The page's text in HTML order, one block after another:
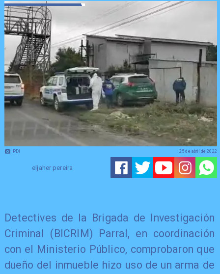
PDI
eljaher pereira
25 de abril de 2022
Detectives de la Brigada de Investigación
Criminal (BICRIM) Parral, en coordinación
con el Ministerio Público, comprobaron que
dueño del inmueble hizo uso de un arma de